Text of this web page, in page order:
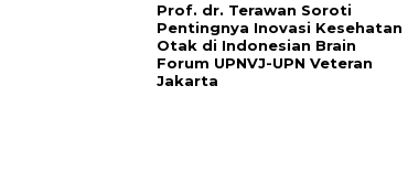
Prof. dr. Terawan Soroti
Pentingnya Inovasi Kesehatan
Otak di Indonesian Brain
Forum UPNVJ-UPN Veteran
Jakarta